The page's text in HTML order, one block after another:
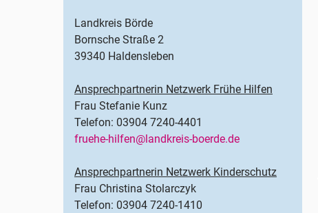
Landkreis Börde
Bornsche Straße 2
39340 Haldensleben
Ansprechpartnerin Netzwerk Frühe Hilfen
Frau Stefanie Kunz
Telefon: 03904 7240-4401
fruehe-hilfen@landkreis-boerde.de
Ansprechpartnerin Netzwerk Kinderschutz
Frau Christina Stolarczyk
Telefon: 03904 7240-1410